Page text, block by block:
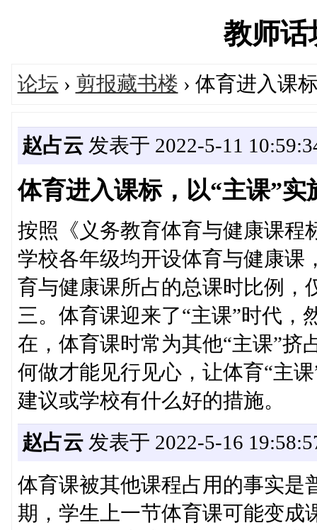
教师话
论坛 › 剪报藏书楼 › 体育进入课
赵占云发表于 2022-5-11
体育进入课标，以“主课”实
按照《义务教育体育与健康课程
学校各年级均开设体育与健康课
育与健康课所占的总课时比例，
三。体育课迎来了“主课”时代，
在，体育课时常为其他“主课”挤
何做才能见行见心，让体育“主
建议或学校有什么好的措施。
赵占云发表于 2022-5-16
体育课被其他课程占用的事实是
期，学生上一节体育课可能变成